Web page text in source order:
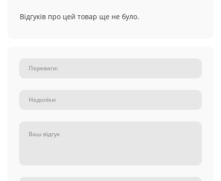
Відгуків про цей товар ще не було.